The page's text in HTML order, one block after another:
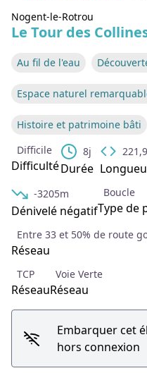
Nogent-le-Rotrou
Le Tour des
Au fil de l'eau
Espace naturel
Histoire et patrimoine bâti
Difficile
Difficulté
8j
Durée
-3205m
Dénivelé négatif
Boucle
Type de
Entre 33 et 50% de route
Réseau
TCP
Réseau
Voie Verte
Réseau
Embarquer cet
hors connexion